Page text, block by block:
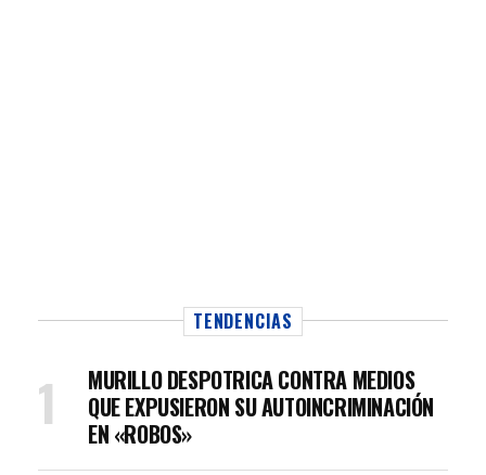
TENDENCIAS
MURILLO DESPOTRICA CONTRA MEDIOS
QUE EXPUSIERON SU AUTOINCRIMINACIÓN
EN «ROBOS»